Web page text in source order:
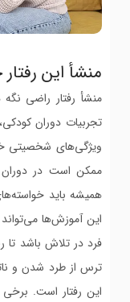
منشأ این
منشأ رفتار راضی
تجربیات دوران
ویژگی‌های شخصیتی
ممکن است در دوران
همیشه باید
این آموزش‌ها
فرد در تلاش باشد تا
ترس از طرد شدن و
این رفتار است. برخی